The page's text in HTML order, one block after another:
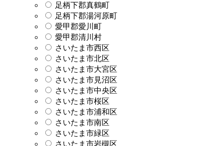
足柄下郡真鶴町
足柄下郡湯河原町
愛甲郡愛川町
愛甲郡清川村
さいたま市西区
さいたま市北区
さいたま市大宮区
さいたま市見沼区
さいたま市中央区
さいたま市桜区
さいたま市浦和区
さいたま市南区
さいたま市緑区
さいたま市岩槻区